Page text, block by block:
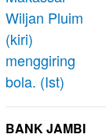
BANK JAMBI